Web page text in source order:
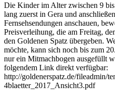
Die Kinder im Alter zwischen 9
lang zuerst in Gera und
Fernsehsendungen anschauen,
Preisverleihung, die am Freitag,
den Goldenen Spatz übergeben.
möchte, kann sich noch bis zum
nur ein Mitmachbogen ausgefüllt
folgendem Link direkt verfügbar:
http://goldenerspatz.de/fileadmin/
4blaetter_2017_Ansicht3.pdf